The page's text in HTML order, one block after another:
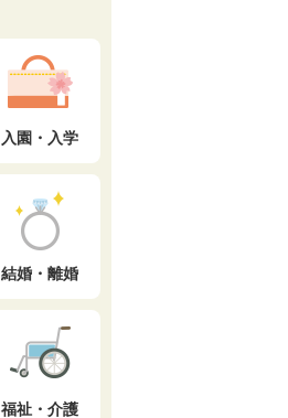
入園・入学
結婚・離婚
福祉・介護